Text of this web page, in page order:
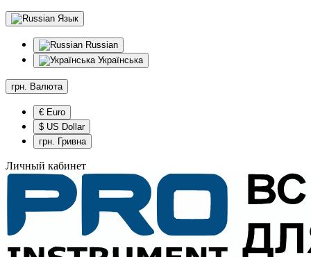
Язык
Russian
Українська
грн. Валюта
€ Euro
$ US Dollar
грн. Гривна
Личный кабинет